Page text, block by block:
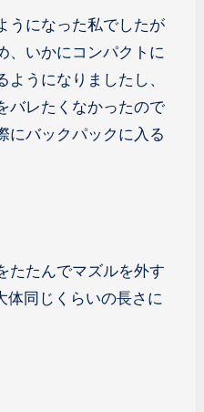
うになった私でしたが
、いかにコンパクトに
うになりましたし、
バレたくなかったので
にバックパックに入る
たたんでマズルを外す
体同じくらいの長さに